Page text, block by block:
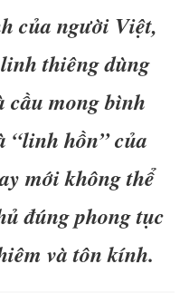
của người Việt,
thiêng dùng
cầu mong bình
“linh hồn” của
mới không thể
đúng phong tục
và tôn kính.